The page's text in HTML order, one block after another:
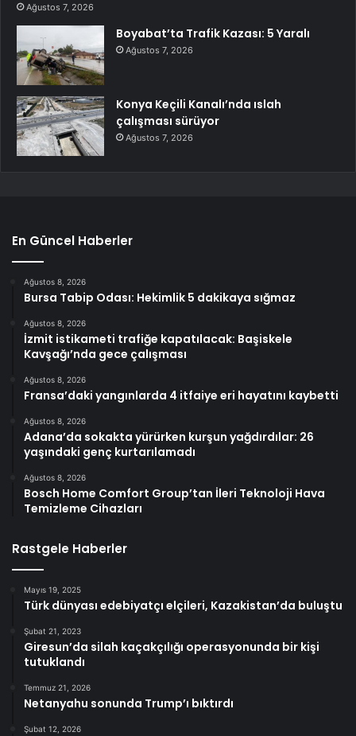
Ağustos 7, 2026
Boyabat’ta Trafik Kazası: 5 Yaralı
Ağustos 7, 2026
Konya Keçili Kanalı’nda ıslah
çalışması sürüyor
Ağustos 7, 2026
En Güncel Haberler
Ağustos 8, 2026
Bursa Tabip Odası: Hekimlik 5 dakikaya sığmaz
Ağustos 8, 2026
İzmit istikameti trafiğe kapatılacak: Başiskele
Kavşağı’nda gece çalışması
Ağustos 8, 2026
Fransa’daki yangınlarda 4 itfaiye eri hayatını kaybetti
Ağustos 8, 2026
Adana’da sokakta yürürken kurşun yağdırdılar: 26
yaşındaki genç kurtarılamadı
Ağustos 8, 2026
Bosch Home Comfort Group’tan İleri Teknoloji Hava
Temizleme Cihazları
Rastgele Haberler
Mayıs 19, 2025
Türk dünyası edebiyatçı elçileri, Kazakistan’da buluştu
Şubat 21, 2023
Giresun’da silah kaçakçılığı operasyonunda bir kişi
tutuklandı
Temmuz 21, 2026
Netanyahu sonunda Trump’ı bıktırdı
Şubat 12, 2026